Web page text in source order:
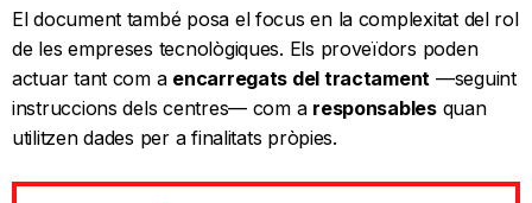
El document també posa el focus en la complexitat del rol
de les empreses tecnològiques. Els proveïdors poden
actuar tant com a encarregats del tractament —seguint
instruccions dels centres— com a responsablesquan
utilitzen dades per a finalitats pròpies.